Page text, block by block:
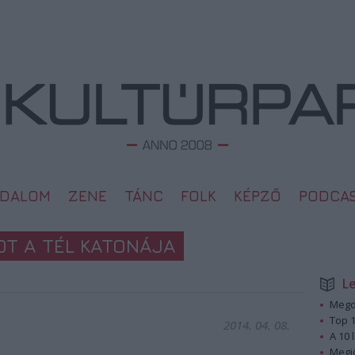
ZENE TÁNC FOLK KÉPZŐ
A TÉL KATONÁJA
2014. 04. 08.
Top
A 10